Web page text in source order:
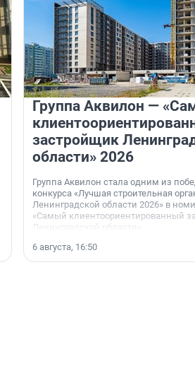
Группа Аквилон —
застройщик
области» 2026
Группа Аквилон стала одним из
конкурса «Лучшая строительная
Ленинградской области 2026» в
«Самый клиентоориентированный
Ленинградской области».
6 августа, 16:50